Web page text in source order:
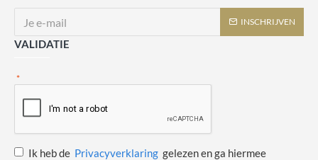
INSCHRIJVEN
VALIDATIE
Ik heb de Privacyverklaring gelezen en ga hiermee